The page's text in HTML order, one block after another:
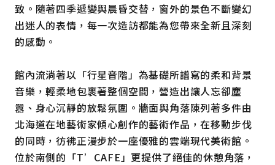
致。隨著四季遞變與晨昏交替，窗外的景色不斷變幻
出迷人的表情，每一次造訪都能為您帶來全新且深刻
的感動。
館內流淌著以「行星音階」為基礎所譜寫的柔和背景
音樂，輕柔地包裹著整個空間，營造出讓人忘卻塵
囂、身心沉靜的放鬆氛圍。牆面與角落陳列著多件由
北海道在地藝術家傾心創作的藝術作品，在移動步伐
的同時，彷彿正漫步於一座優雅的雲端現代美術館。
位於南側的「T’CAFE」更提供了絕佳的休憩角落，